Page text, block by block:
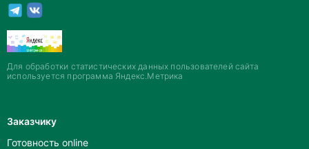
Для обработки статистических данных пользователей сайта
используется программа Яндекс.Метрика
Заказчику
Готовность online